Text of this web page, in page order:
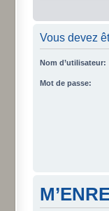
Vous devez
Nom d’utilisateur:
Mot de passe: